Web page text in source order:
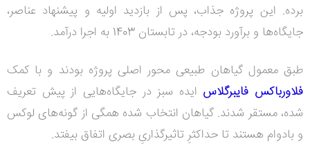
برده. این پروژه جذاب، پس از بازدید اولیه و پیشنهاد عناصر،
جایگاه‌ها و برآورد بودجه، در تابستان 1403 به اجرا درآمد.
طبق معمول گیاهان طبیعی محور اصلی پروژه بودند و با کمک
فلاورباکس فایبرگلاس ایده سبز در جایگاه‌هایی از پیش تعریف
شده، مستقر شدند. گیاهان انتخاب شده همگی از گونه‌های لوکس
و بادوام هستند تا حداکثرِ تاثیرگذاریِ بصری اتفاق بیفتد.